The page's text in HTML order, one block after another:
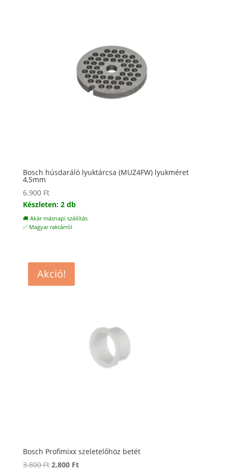
Bosch húsdaráló lyuktárcsa (MUZ4FW) lyukméret
4,5mm
6.900 Ft
Készleten: 2 db
🚚 Akár másnapi szállítás
✅ Magyar raktárról
Akció!
Bosch Profimixx szeletelőhöz betét
3.800Ft Original
2.800 FtCurrent